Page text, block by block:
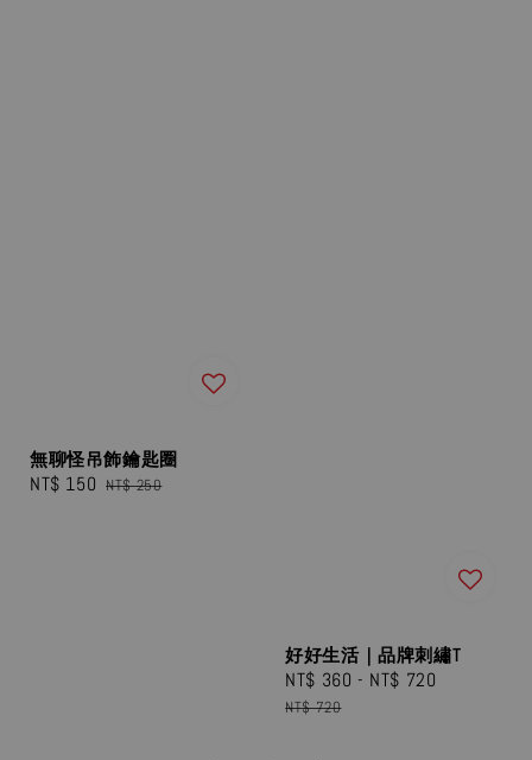
無聊怪吊飾鑰匙圈
Sale
NT$ 150 Regular
NT$ 250
好好生活｜品牌刺繡T
Sale
price
NT$ 360 - NT$ 720
NT$ 720